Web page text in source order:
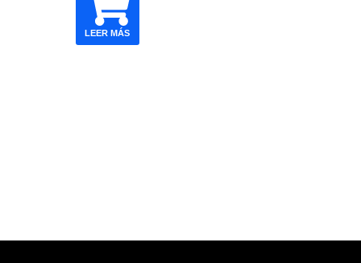
LEER MÁS